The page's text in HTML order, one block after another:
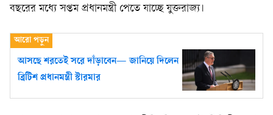
বছরের মধ্যে সপ্তম প্রধানমন্ত্রী পেতে যাচ্ছে যুক্তরাজ্য।
আসছে শরতেই সরে দাঁড়াবেন— জানিয়ে দিলেন
ব্রিটিশ প্রধানমন্ত্রী স্টারমার